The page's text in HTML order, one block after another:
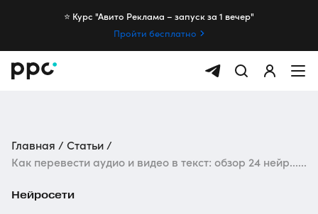
⭐️ Курс "Авито Реклама – запуск за 1 вечер"
Пройти бесплатно
Главная
Статьи
Как перевести аудио и видео в текст: обзор 24 нейр......
Нейросети